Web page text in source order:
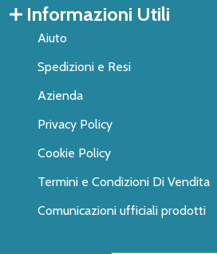
Informazioni Utili
Aiuto
Spedizioni e Resi
Azienda
Privacy Policy
Cookie Policy
Termini e Condizioni Di Vendita
Comunicazioni ufficiali prodotti